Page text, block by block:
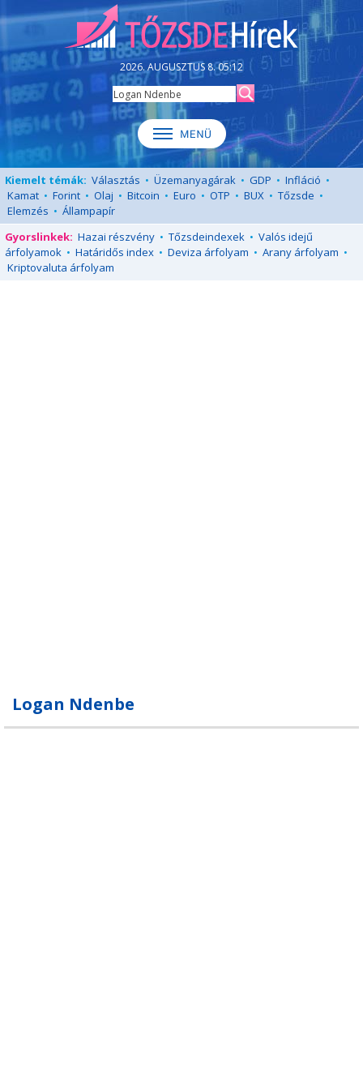
2026. AUGUSZTUS 8. 05:12
Kiemelt témák: Választás • Üzemanyagárak • GDP • Infláció •
Kamat • Forint • Olaj • Bitcoin • Euro • OTP • BUX • Tőzsde •
Elemzés • Állampapír
Gyorslinkek: Hazai részvény • Tőzsdeindexek • Valós idejű
árfolyamok • Határidős index • Deviza árfolyam • Arany árfolyam •
Kriptovaluta árfolyam
Logan Ndenbe